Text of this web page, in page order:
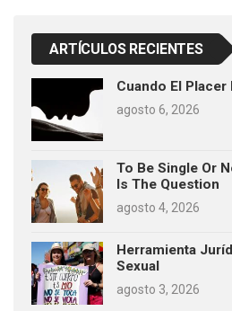
ARTÍCULOS RECIENTES
Cuando El Placer
agosto 6, 2026
To Be Single Or
Is The Question
agosto 4, 2026
Herramienta
Sexual
agosto 3, 2026